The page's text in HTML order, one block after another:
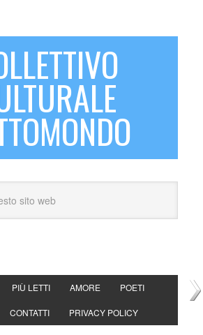
PIÙ LETTI AMORE POETI
CONTATTI PRIVACY POLICY